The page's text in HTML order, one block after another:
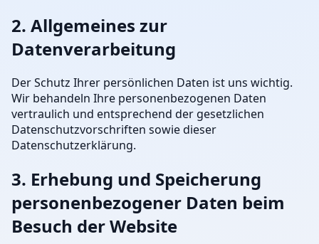
2. Allgemeines zur
Datenverarbeitung
Der Schutz Ihrer persönlichen Daten ist uns wichtig.
Wir behandeln Ihre personenbezogenen Daten
vertraulich und entsprechend der gesetzlichen
Datenschutzvorschriften sowie dieser
Datenschutzerklärung.
3. Erhebung und Speicherung
personenbezogener Daten beim
Besuch der Website